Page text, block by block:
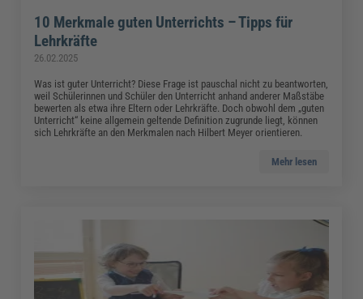
10 Merkmale guten Unterrichts – Tipps für
Lehrkräfte
26.02.2025
Was ist guter Unterricht? Diese Frage ist pauschal nicht zu beantworten,
weil Schülerinnen und Schüler den Unterricht anhand anderer Maßstäbe
bewerten als etwa ihre Eltern oder Lehrkräfte. Doch obwohl dem „guten
Unterricht“ keine allgemein geltende Definition zugrunde liegt, können
sich Lehrkräfte an den Merkmalen nach Hilbert Meyer orientieren.
Mehr lesen